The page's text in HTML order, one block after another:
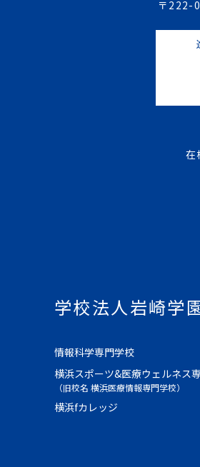
〒222-
在
学校法人岩崎学
情報科学専門学校
横浜スポーツ&医療ウェルネス
（旧校名 横浜医療情報専門学校）
横浜fカレッジ